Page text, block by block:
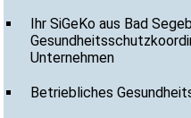
Ihr SiGeKo aus Bad
Unternehmen
Betriebliches